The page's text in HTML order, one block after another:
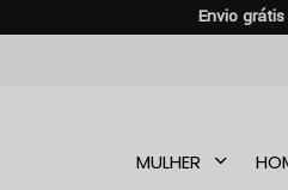
Envio
MULHER